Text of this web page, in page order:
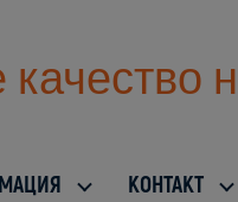
качество
KОНТАКТ